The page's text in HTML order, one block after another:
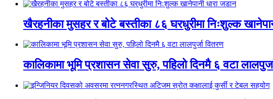
खैरहनीका मुसहर र बोटे बस्तीका ८६ घरधुरीमा निःशुल्क
कालिकामा भूमि प्रशासन सेवा सुरु, पहिलो दिनमै ६ वटा